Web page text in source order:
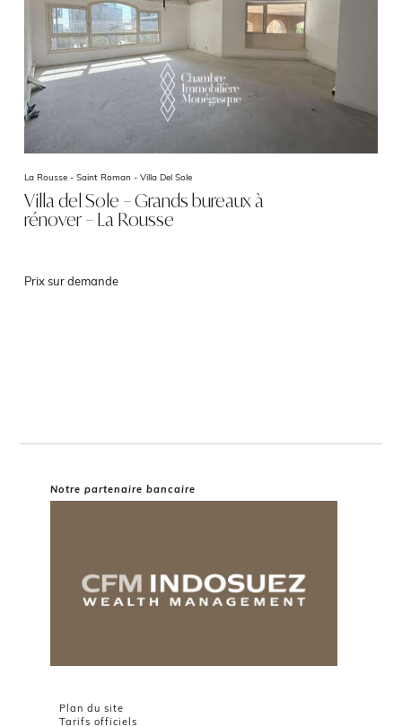
La Rousse - Saint Roman - Villa Del Sole
Villa del Sole – Grands bureaux à
rénover – La Rousse
Prix sur demande
Notre partenaire bancaire
Plan du site
Tarifs officiels